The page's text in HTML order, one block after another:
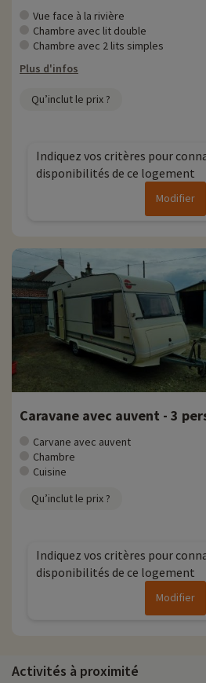
Vue face à la rivière
Chambre avec lit double
Chambre avec 2 lits simples
Plus d'infos
Qu’inclut le prix ?
Indiquez vos critères pour
disponibilités de ce logement
Modifier
Caravane avec auvent - 3
Carvane avec auvent
Chambre
Cuisine
Qu’inclut le prix ?
Indiquez vos critères pour
disponibilités de ce logement
Modifier
Activités à proximité